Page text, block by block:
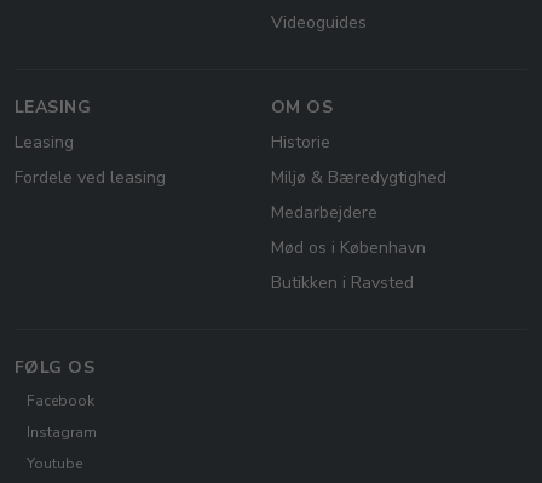
Videoguides
LEASING
Leasing
Fordele ved leasing
OM OS
Historie
Miljø & Bæredygtighed
Medarbejdere
Mød os i København
Butikken i Ravsted
FØLG OS
Facebook
Instagram
Youtube